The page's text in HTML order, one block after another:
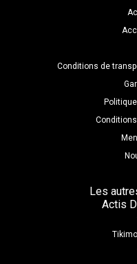
Conditions de
Les
Actis